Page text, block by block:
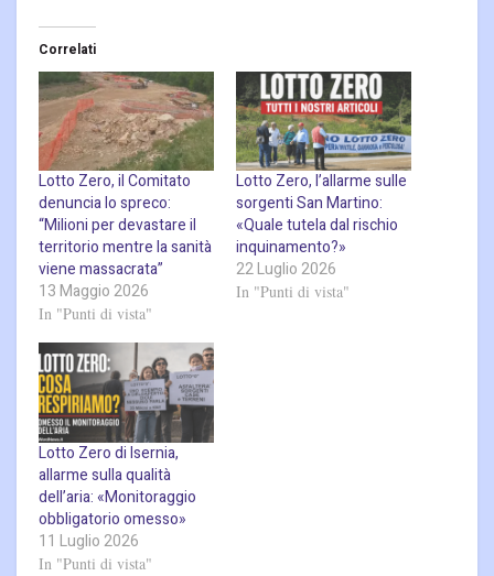
Correlati
Lotto Zero, il Comitato
denuncia lo spreco:
“Milioni per devastare il
territorio mentre la sanità
viene massacrata”
13 Maggio 2026
In "Punti di vista"
Lotto Zero, l’allarme sulle
sorgenti San Martino:
«Quale tutela dal rischio
inquinamento?»
22 Luglio 2026
In "Punti di vista"
Lotto Zero di Isernia,
allarme sulla qualità
dell’aria: «Monitoraggio
obbligatorio omesso»
11 Luglio 2026
In "Punti di vista"